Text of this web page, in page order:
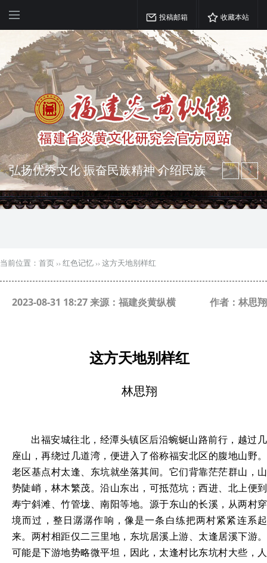
投稿邮箱 收藏本站
弘扬优秀文化 振奋民族精神 介绍民族
瑰宝 宣传中华精英
突出海西特色 报道台港澳侨 坚持古为
当前位置： 首页 ›› 红色记忆 ›› 这方天地别样红
2023-08-31 18:27 来源：福建炎黄纵横 作者：林思翔
这方天地别样红
林思翔
出福安城往北，经潭头镇区后沿蜿蜒山路前行，越过几
座山，再绕过几道湾，便进入了俗称福安北区的腹地山野。
老区基点村太逢、东坑就坐落其间。它们背靠茫茫群山，山
势陡峭，林木繁茂。沿山东出，可抵范坑；西进、北上便到
寿宁斜滩、竹管垅、南阳等地。源于东山的长溪，从两村穿
境而过，整日潺潺作响，像是一条白练把两村紧紧连系起
来。两村相距仅二三里地，东坑居溪上游、太逢居溪下游。
可能是下游地势略微平坦，因此，太逢村比东坑村大些，人